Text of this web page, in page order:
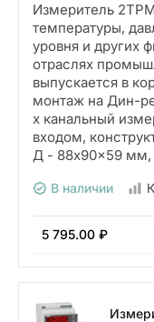
Измеритель
температуры,
уровня и других
отраслях
выпускается в
монтаж на Дин-
х канальный
входом,
Д - 88x90x59 мм,
В наличии
5 795.00 ₽